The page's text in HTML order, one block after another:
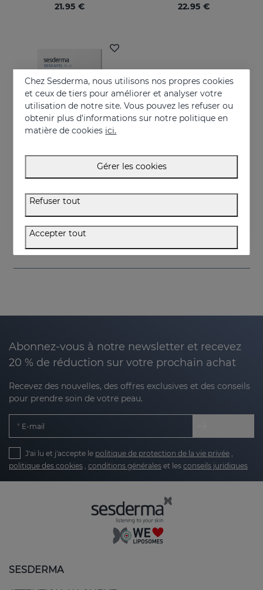
21.95 € 22.95 €
SESKAVEL Plus Capsules
34.95 €
Abonnez-vous à notre newsletter et recevez
20 % de réduction sur votre prochain achat
Recevez des nouvelles, des offres exclusives et des conseils
pour prendre soin de votre peau.
E-mail
J'ai lu et j'accepte le politique de protection de la vie privée
politique des cookies conditions générales et les conseils juridiques
SESDERMA
Chez Sesderma, nous utilisons nos propres cookies
et ceux de tiers pour améliorer et analyser votre
utilisation de notre site. Vous pouvez les refuser ou
obtenir plus d'informations sur notre politique en
matière de cookies ici.
Gérer les cookies
Refuser tout
Accepter tout